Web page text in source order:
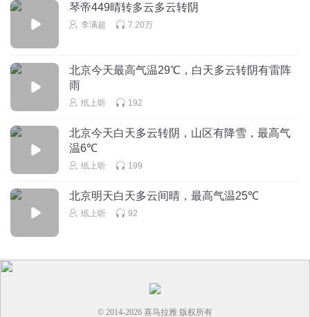
琴帝449晴转多云多云转阴
李满超 7.20万
北京今天最高气温29℃，白天多云转阴有雷阵
雨
纸上听 192
北京今天白天多云转阴，山区有降雪，最高气
温6℃
纸上听 199
北京明天白天多云间晴，最高气温25℃
纸上听 92
© 2014-2026 喜马拉雅 版权所有